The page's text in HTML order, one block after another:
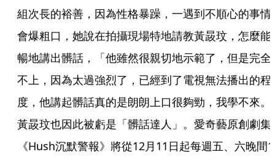
組次長的裕善，因為性格暴躁，一遇到不順心的事情
會爆粗口，她說在拍攝現場特地請教黃晸玟，怎麼能
暢地講出髒話，「他雖然很親切地示範了，但是完全
不上，因為太過強烈了，已經到了電視無法播出的程
度，他講起髒話真的是朗朗上口很夠勁，我學不來。
黃晸玟也因此被虧是「髒話達人」。愛奇藝原創劇集
《Hush沉默警報》將從12月11日起每週五、六晚間